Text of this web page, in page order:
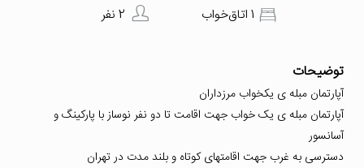
2 نفر
1 اتاق‌خواب
توضیحات
آپارتمان مبله ی یکخواب مرزداران
آپارتمان مبله ی یک خواب جهت اقامت تا دو نفر نوساز با پارکینگ و
آسانسور
دسترسی به غرب جهت اقامتهای کوتاه و بلند مدت در تهران